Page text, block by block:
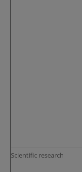
Scientific research